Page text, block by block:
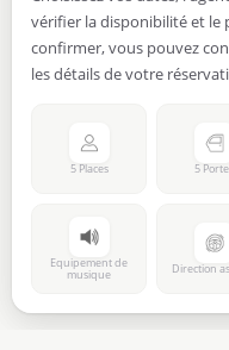
vérifier la disponibilité et le
confirmer, vous pouvez
les détails de votre
5 Places 5
Equipement de
musique
Direction